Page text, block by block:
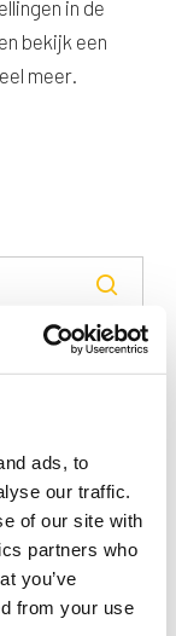
ads, to
our traffic.
of our site with
partners who
you’ve
from your use
in de
bekijk een
meer.
Airport:
2026!